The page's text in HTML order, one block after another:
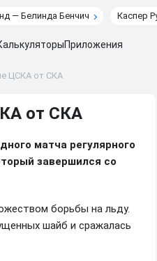
— Белинда Бенчич Каспер
Приложения
ЦСКА от СКА
от СКА
матча регулярного
завершился со
борьбы на льду.
шайб и сражалась